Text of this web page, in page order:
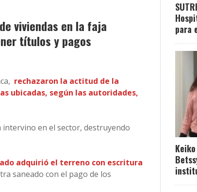
viviendas en la faja
títulos y pagos
rechazaron la actitud de la
ubicadas, según las autoridades,
en el sector, destruyendo
adquirió el terreno con escritura
saneado con el pago de los
para